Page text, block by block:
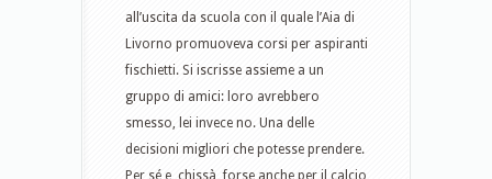
all’uscita da scuola con il quale l’Aia di
Livorno promuoveva corsi per aspiranti
fischietti. Si iscrisse assieme a un
gruppo di amici: loro avrebbero
smesso, lei invece no. Una delle
decisioni migliori che potesse prendere.
Per sé e, chissà, forse anche per il calcio